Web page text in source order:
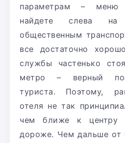
параметрам – меню
найдете слева
общественным
все достаточно
службы частенько
метро – верный
туриста. Поэтому,
отеля не так
чем ближе к центру
дороже. Чем дальше от